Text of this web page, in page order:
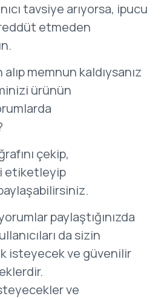
tavsiye arıyorsa, ipucu
etmeden
memnun kaldıysanız
ürünün
çekip,
etiketleyip
paylaştığınızda
da sizin
isteyecek ve güvenilir
ve